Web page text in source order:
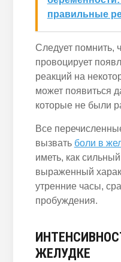
правильные
Следует помнить,
провоцирует
реакций на
может появиться
которые не были
Все
вызвать боли в
иметь, как
выраженный
утренние часы,
пробуждения.
ЖЕЛУДКЕ